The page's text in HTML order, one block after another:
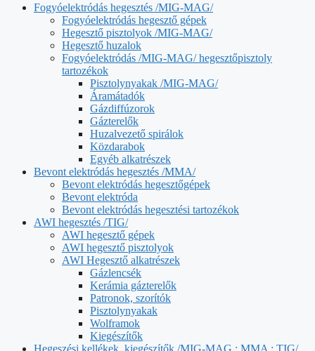
Fogyóelektródás hegesztés /MIG-MAG/
Fogyóelektródás hegesztő gépek
Hegesztő pisztolyok /MIG-MAG/
Hegesztő huzalok
Fogyóelektródás /MIG-MAG/ hegesztőpisztoly
tartozékok
Pisztolynyakak /MIG-MAG/
Áramátadók
Gázdiffúzorok
Gázterelők
Huzalvezető spirálok
Közdarabok
Egyéb alkatrészek
Bevont elektródás hegesztés /MMA/
Bevont elektródás hegesztőgépek
Bevont elektróda
Bevont elektródás hegesztési tartozékok
AWI hegesztés /TIG/
AWI hegesztő gépek
AWI hegesztő pisztolyok
AWI Hegesztő alkatrészek
Gázlencsék
Kerámia gázterelők
Patronok, szorítók
Pisztolynyakak
Wolframok
Kiegészítők
Hegeszési kellékek, kiegészítők /MIG-MAG ; MMA ; TIG/